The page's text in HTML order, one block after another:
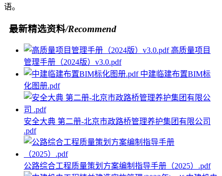
语。
最新精选资料/Recommend
高质量项目
管理手册（2024版）v3.0.pdf
中建临建布置BIM标
化图册.pdf
安全大典 第二册-北京市政路桥管理养护集团有限公司
.pdf
公路综合工程质量策划方案编制指导手册（2025）.pdf